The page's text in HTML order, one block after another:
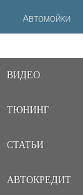
Автомойки
ВИДЕО
ТЮНИНГ
СТАТЬИ
АВТОКРЕДИТ